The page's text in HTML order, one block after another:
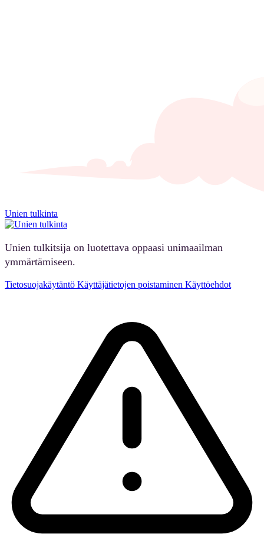
Unien tulkinta
Unien tulkitsija on luotettava oppaasi unimaailman
ymmärtämiseen.
Tietosuojakäytäntö Käyttäjätietojen poistaminen Käyttöehdot